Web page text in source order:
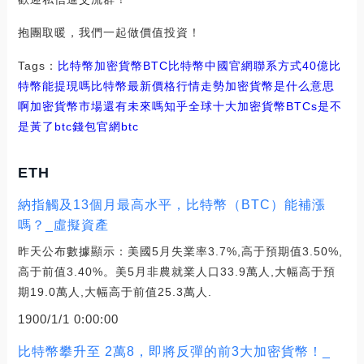
抱團取暖，我們一起做價值投資！
Tags： 比特幣加密貨幣BTC比特幣中國官網聯系方式40億比
特幣能提現嗎比特幣最新價格行情走勢加密貨幣是什么意思
啊加密貨幣市場還有未來嗎知乎全球十大加密貨幣BTCs是不
是黃了 btc錢包官網btc
ETH
納指觸及13個月最高水平，比特幣（BTC）能補漲
嗎？_虛擬資產
昨天公布數據顯示：美國5月失業率3.7%,高于預期值3.50%,
高于前值3.40%。美5月非農就業人口33.9萬人,大幅高于預
期19.0萬人,大幅高于前值25.3萬人.
1900/1/1 0:00:00
比特幣攀升至 2萬8，即將反彈的前3大加密貨幣！_